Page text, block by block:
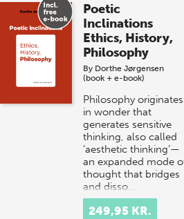
Poetic
Inclinations
Ethics, History,
Philosophy
By Dorthe Jørgensen
(book + e-book)
Philosophy originates
in wonder that
generates sensitive
thinking, also called
‘aesthetic thinking’—
an expanded mode
thought that bridges
and disso…
249,95 KR.